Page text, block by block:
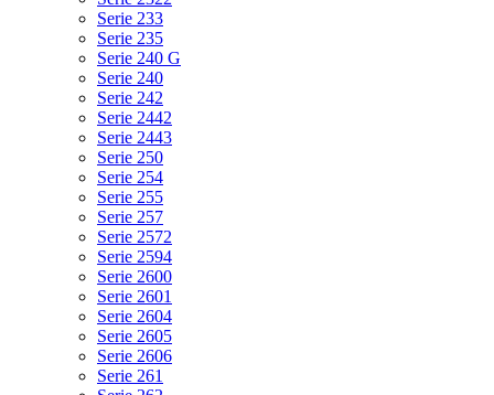
Serie 233
Serie 235
Serie 240 G
Serie 240
Serie 242
Serie 2442
Serie 2443
Serie 250
Serie 254
Serie 255
Serie 257
Serie 2572
Serie 2594
Serie 2600
Serie 2601
Serie 2604
Serie 2605
Serie 2606
Serie 261